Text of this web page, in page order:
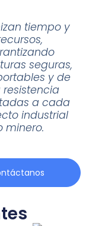
tiempo y
seguras,
y de
resistencia
a cada
industrial
minero.